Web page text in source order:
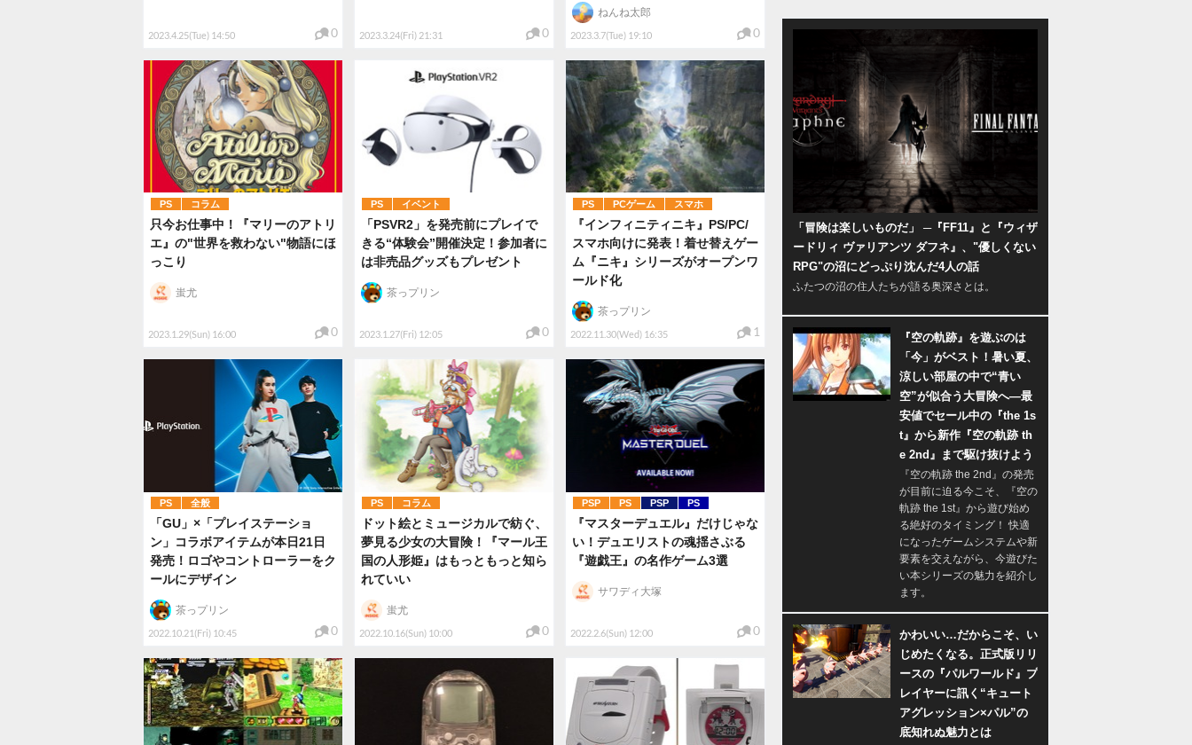
2023.4.25(Tue) 14:50 0 2023.3.24(Fri) 21:31 0 2023.3.7(Tue) 19:10
ねんね太郎
0
PS コラム
只今お仕事中！『マリーのアトリ
エ』の"世界を救わない"物語にほ
っこり
2023.1.29(Sun) 16:00
蚩尤
0
PS イベント
「PSVR2」を発売前にプレイで
きる“体験会”開催決定！参加者に
は非売品グッズもプレゼント
2023.1.27(Fri) 12:05
茶っプリン
0
PS PCゲーム スマホ
『インフィニティニキ』PS/PC/
スマホ向けに発表！着せ替えゲー
ム『ニキ』シリーズがオープンワ
ールド化
2022.11.30(Wed) 16:35
茶っプリン
1
PS 全般
「GU」×「プレイステーショ
ン」コラボアイテムが本日21日
発売！ロゴやコントローラーをク
ールにデザイン
2022.10.21(Fri) 10:45
茶っプリン
0
PS コラム
ドット絵とミュージカルで紡ぐ、
夢見る少女の大冒険！『マール王
国の人形姫』はもっともっと知ら
れていい
2022.10.16(Sun) 10:00
蚩尤
0
PSP PS PSP PS
『マスターデュエル』だけじゃな
い！デュエリストの魂揺さぶる
『遊戯王』の名作ゲーム3選
2022.2.6(Sun) 12:00
サワディ大塚
0
「冒険は楽しいものだ」 ─『FF11』と『ウィザ
ードリィ ヴァリアンツ ダフネ』、"優しくない
RPG"の沼にどっぷり沈んだ4人の話
ふたつの沼の住人たちが語る奥深さとは。
『空の軌跡』を遊ぶのは
「今」がベスト！暑い夏、
涼しい部屋の中で“青い
空”が似合う大冒険へ―最
安値でセール中の『the 1s
t』から新作『空の軌跡 th
e 2nd』まで駆け抜けよう
『空の軌跡 the 2nd』の発売
が目前に迫る今こそ、『空の
軌跡 the 1st』から遊び始め
る絶好のタイミング！ 快適
になったゲームシステムや新
要素を交えながら、今遊びた
い本シリーズの魅力を紹介し
ます。
かわいい…だからこそ、い
じめたくなる。正式版リリ
ースの『パルワールド』プ
レイヤーに訊く“キュート
アグレッション×パル”の
底知れぬ魅力とは